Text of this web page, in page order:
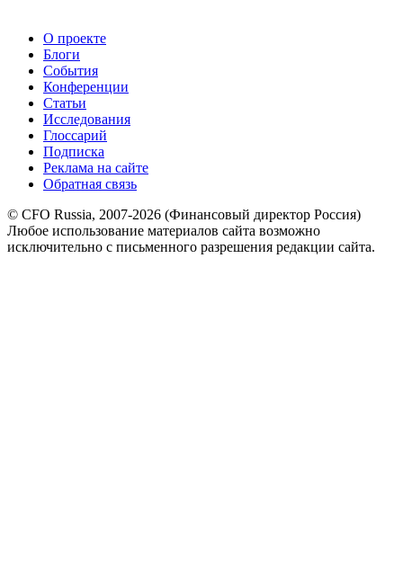
О проекте
Блоги
События
Конференции
Статьи
Исследования
Глоссарий
Подписка
Реклама на сайте
Обратная связь
© CFO Russia, 2007-2026 (Финансовый директор Россия)
Любое использование материалов сайта возможно
исключительно с письменного разрешения редакции сайта.